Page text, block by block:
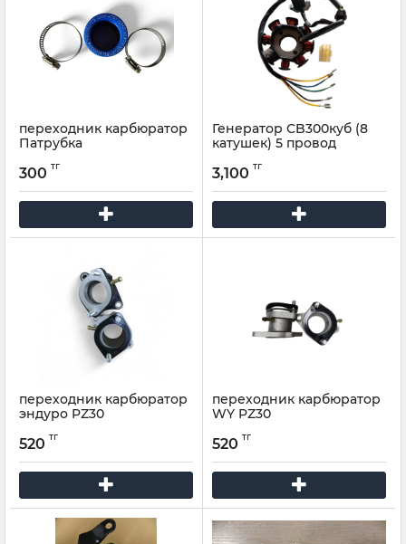
переходник карбюратор
Патрубка
300 тг
Генератор CB300куб (8
катушек) 5 провод
3,100 тг
переходник карбюратор
эндуро PZ30
520 тг
переходник карбюратор
WY PZ30
520 тг